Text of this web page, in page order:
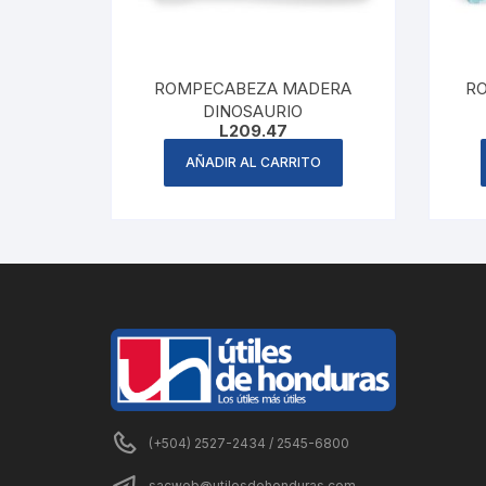
ROMPECABEZA MADERA
DINOSAURIO
L209.47
AÑADIR AL CARRITO
(+504) 2527-2434 / 2545-6800